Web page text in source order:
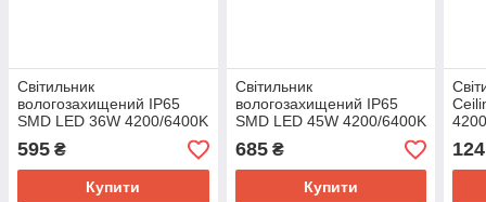
Світильник
вологозахищений IP65
SMD LED 36W 4200/6400K
2880Lm "NEHIR-36"
(Horoz Electric)
595 ₴
Купити
Світильник
вологозахищений IP65
SMD LED 45W 4200/6400K
3600Lm "NEHIR-45"
(Horoz Electric)
685₴
Купити
124